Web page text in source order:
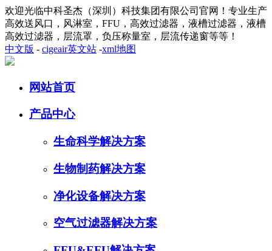
欢迎光临中科圣杰（深圳）科技集团有限公司官网！专业生产
高效送风口，风淋室，FFU，高效过滤器，液槽过滤器，液槽
高效过滤器，层流罩，负压称量室，层流传递窗等等！
中文版 - cigeair英文站 -xml地图
网站首页
产品中心
生命科学解决方案
生物制药解决方案
净化设备解决方案
空气过滤器解决方案